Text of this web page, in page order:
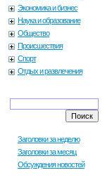
Экономика и бизнес
Наука и образование
Общество
Происшествия
Спорт
Отдых и развлечения
Заголовки за неделю
Заголовки за месяц
Обсуждения новостей